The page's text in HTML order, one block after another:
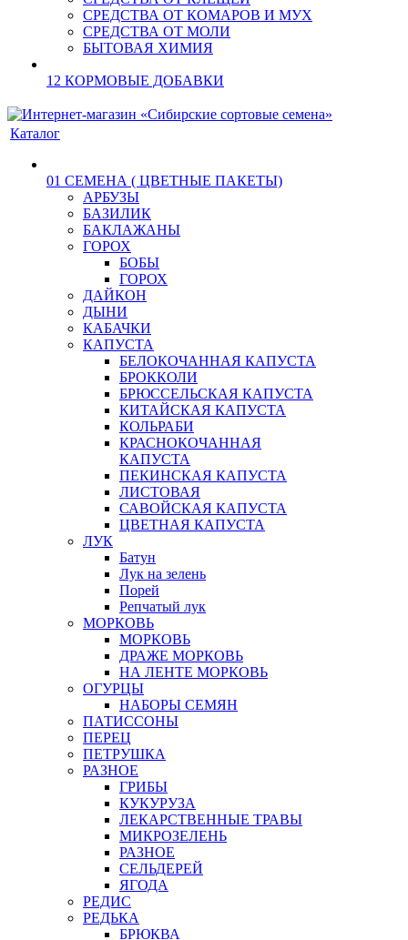
СРЕДСТВА ОТ КОМАРОВ И МУХ
СРЕДСТВА ОТ МОЛИ
БЫТОВАЯ ХИМИЯ
12 КОРМОВЫЕ ДОБАВКИ
Каталог
01 СЕМЕНА ( ЦВЕТНЫЕ ПАКЕТЫ)
АРБУЗЫ
БАЗИЛИК
БАКЛАЖАНЫ
ГОРОХ
БОБЫ
ГОРОХ
ДАЙКОН
ДЫНИ
КАБАЧКИ
КАПУСТА
БЕЛОКОЧАННАЯ КАПУСТА
БРОККОЛИ
БРЮССЕЛЬСКАЯ КАПУСТА
КИТАЙСКАЯ КАПУСТА
КОЛЬРАБИ
КРАСНОКОЧАННАЯ
КАПУСТА
ПЕКИНСКАЯ КАПУСТА
ЛИСТОВАЯ
САВОЙСКАЯ КАПУСТА
ЦВЕТНАЯ КАПУСТА
ЛУК
Батун
Лук на зелень
Порей
Репчатый лук
МОРКОВЬ
МОРКОВЬ
ДРАЖЕ МОРКОВЬ
НА ЛЕНТЕ МОРКОВЬ
ОГУРЦЫ
НАБОРЫ СЕМЯН
ПАТИССОНЫ
ПЕРЕЦ
ПЕТРУШКА
РАЗНОЕ
ГРИБЫ
КУКУРУЗА
ЛЕКАРСТВЕННЫЕ ТРАВЫ
МИКРОЗЕЛЕНЬ
РАЗНОЕ
СЕЛЬДЕРЕЙ
ЯГОДА
РЕДИС
РЕДЬКА
БРЮКВА